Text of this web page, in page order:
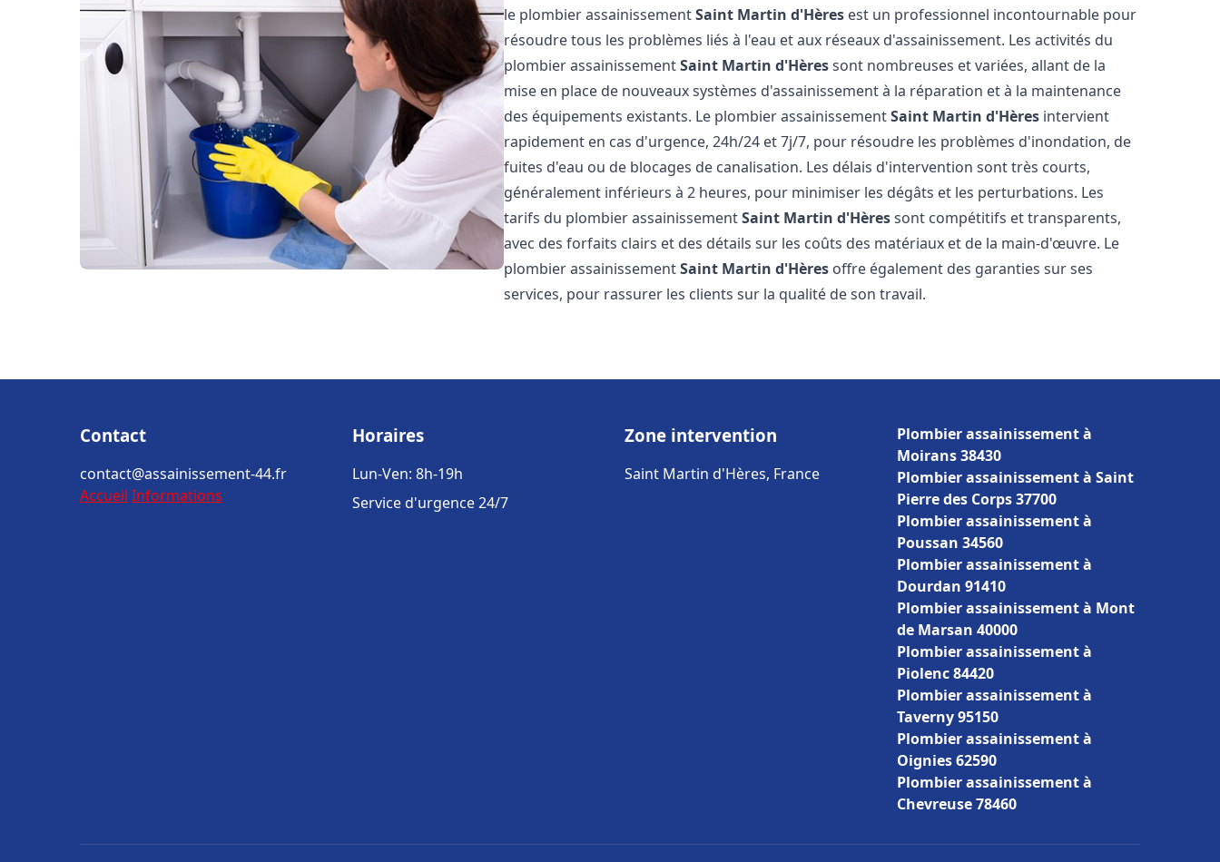
le plombier assainissementSaint Martin d'Hères est un professionnel incontournable pour
résoudre tous les problèmes liés à l'eau et aux réseaux d'assainissement. Les activités du
plombier assainissementSaint Martin d'Hèressont nombreuses et variées, allant de la
mise en place de nouveaux systèmes d'assainissement à la réparation et à la maintenance
des équipements existants. Le plombier assainissementSaint Martin d'Hères intervient
rapidement en cas d'urgence, 24h/24 et 7j/7, pour résoudre les problèmes d'inondation, de
fuites d'eau ou de blocages de canalisation. Les délais d'intervention sont très courts,
généralement inférieurs à 2 heures, pour minimiser les dégâts et les perturbations. Les
tarifs du plombier assainissementSaint Martin d'Hèressont compétitifs et transparents,
avec des forfaits clairs et des détails sur les coûts des matériaux et de la main-d'œuvre. Le
plombier assainissementSaint Martin d'Hères offre également des garanties sur ses
services, pour rassurer les clients sur la qualité de son travail.
Contact
contact@assainissement-44.fr
Accueil Informations
Horaires
Lun-Ven: 8h-19h
Service d'urgence 24/7
Zone intervention
Saint Martin d'Hères, France
Plombier assainissement à
Moirans 38430
Plombier assainissement à Saint
Pierre des Corps 37700
Plombier assainissement à
Poussan 34560
Plombier assainissement à
Dourdan 91410
Plombier assainissement à Mont
de Marsan 40000
Plombier assainissement à
Piolenc 84420
Plombier assainissement à
Taverny 95150
Plombier assainissement à
Oignies 62590
Plombier assainissement à
Chevreuse 78460